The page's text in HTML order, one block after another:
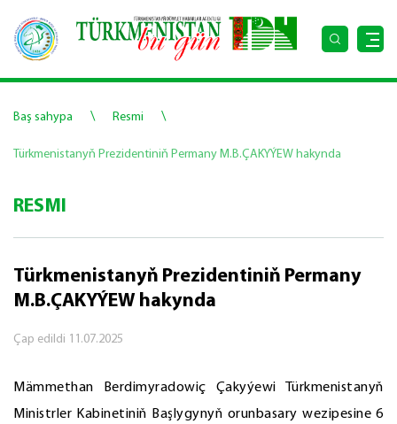
Baş sahypa \ Resmi \
Türkmenistanyň Prezidentiniň Permany M.B.ÇAKYÝEW hakynda
RESMI
Türkmenistanyň Prezidentiniň Permany
M.B.ÇAKYÝEW hakynda
Çap edildi 11.07.2025
Mämmethan Berdimyradowiç Çakyýewi Türkmenistanyň
Ministrler Kabinetiniň Başlygynyň orunbasary wezipesine 6